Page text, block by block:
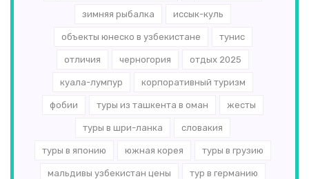
зимняя рыбалка иссык-куль
объекты юнеско в узбекистане тунис
отличия черногория отдых 2025
куала-лумпур корпоративный туризм
фобии туры из ташкента в оман жесты
туры в шри-ланка словакия
туры в японию южная корея туры в грузию
мальдивы узбекистан цены тур в германию